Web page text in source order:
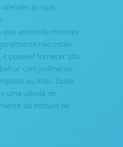
às suas
que acomoda motores
não estão
é possível fornecer alto
com polímeros,
ou mais. Essas
uma válvula de
da mistura de